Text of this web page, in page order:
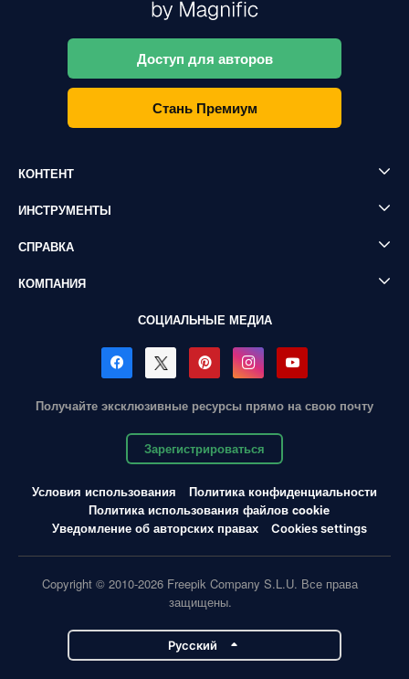
Доступ для авторов
Стань Премиум
КОНТЕНТ
ИНСТРУМЕНТЫ
СПРАВКА
КОМПАНИЯ
СОЦИАЛЬНЫЕ МЕДИА
Получайте эксклюзивные ресурсы прямо на свою почту
Зарегистрироваться
Условия использования
Политика конфиденциальности
Политика использования файлов cookie
Уведомление об авторских правах
Cookies settings
Copyright © 2010-2026 Freepik Company S.L.U. Все права
защищены.
Pусский